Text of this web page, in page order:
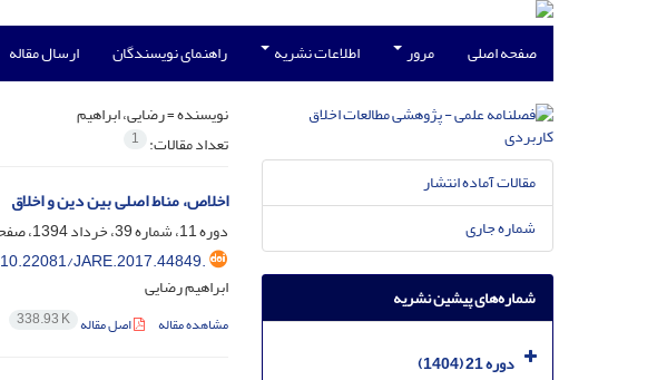
صفحه اصلی مرور اطلاعات نشریه راهنمای نویسندگان ارسال مقاله
نویسنده =رضایی، ابراهیم
تعداد مقالات: 1
اخلاص، مناط اصلی بین دین و اخلاق
دوره 11، شماره 39، خرداد 1394، صفحه
10.22081/JARE.2017.44849.
ابراهیم رضایی
مشاهده مقاله اصل مقاله 338.93 K
مقالات آماده انتشار
شماره جاری
شماره‌های پیشین نشریه
دوره 21 (1404)